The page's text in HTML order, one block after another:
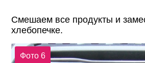
Смешаем все продукты и
хлебопечке.
Фото 6